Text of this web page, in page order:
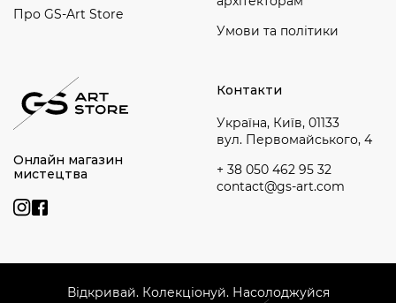
Онлайн магазин
мистецтва
Контакти
Україна, Київ, 01133
вул. Первомайського, 4
+ 38 050 462 95 32
contact@gs-art.com
Про GS-Art Store
Умови та політики
Відкривай. Колекціонуй. Насолоджуйся